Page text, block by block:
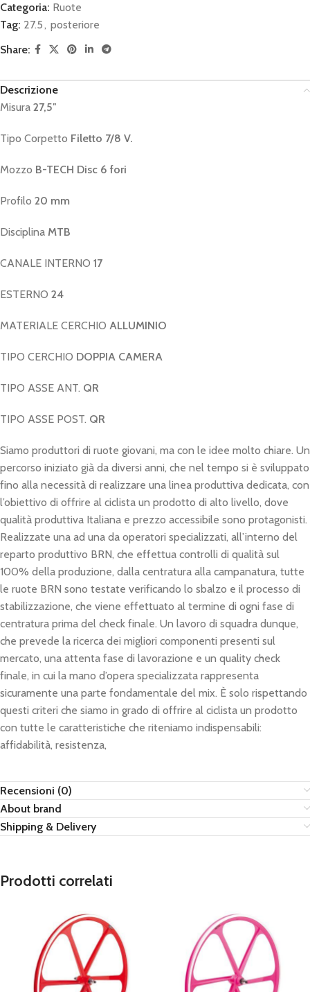
Categoria: Ruote
Tag: 27.5, posteriore
Share:
Descrizione
Misura 27,5″
Tipo Corpetto Filetto 7/8 V.
Mozzo B-TECH Disc 6 fori
Profilo 20 mm
Disciplina MTB
CANALE INTERNO 17
ESTERNO 24
MATERIALE CERCHIO ALLUMINIO
TIPO CERCHIO DOPPIA CAMERA
TIPO ASSE ANT. QR
TIPO ASSE POST. QR
Siamo produttori di ruote giovani, ma con le idee molto chiare. Un
percorso iniziato già da diversi anni, che nel tempo si è sviluppato
fino alla necessità di realizzare una linea produttiva dedicata, con
l’obiettivo di offrire al ciclista un prodotto di alto livello, dove
qualità produttiva Italiana e prezzo accessibile sono protagonisti.
Realizzate una ad una da operatori specializzati, all’interno del
reparto produttivo BRN, che effettua controlli di qualità sul
100% della produzione, dalla centratura alla campanatura, tutte
le ruote BRN sono testate verificando lo sbalzo e il processo di
stabilizzazione, che viene effettuato al termine di ogni fase di
centratura prima del check finale. Un lavoro di squadra dunque,
che prevede la ricerca dei migliori componenti presenti sul
mercato, una attenta fase di lavorazione e un quality check
finale, in cui la mano d’opera specializzata rappresenta
sicuramente una parte fondamentale del mix. È solo rispettando
questi criteri che siamo in grado di offrire al ciclista un prodotto
con tutte le caratteristiche che riteniamo indispensabili:
affidabilità, resistenza,
Recensioni (0)
About brand
Shipping & Delivery
Prodotti correlati